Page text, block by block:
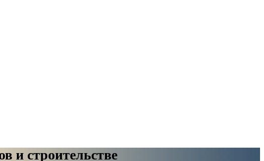
строительстве